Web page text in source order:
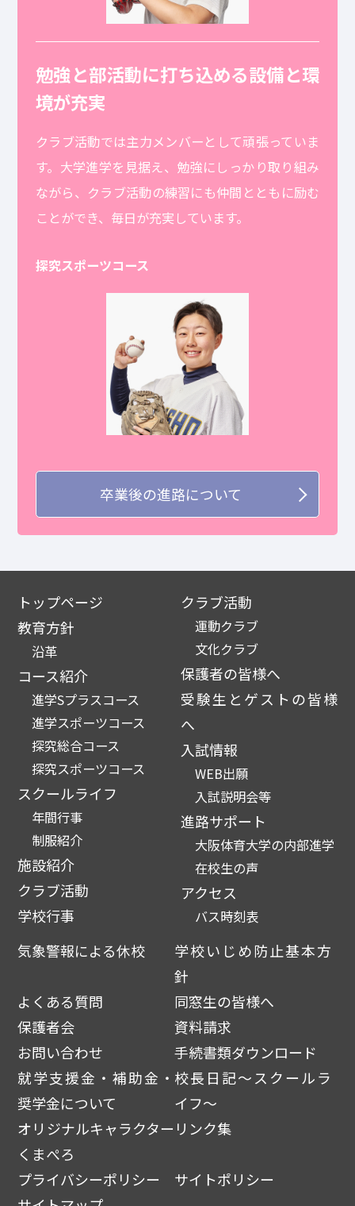
勉強と部活動に打ち込める設備と環
境が充実
クラブ活動では主力メンバーとして頑張っていま
す。大学進学を見据え、勉強にしっかり取り組み
ながら、クラブ活動の練習にも仲間とともに励む
ことができ、毎日が充実しています。
探究スポーツコース
卒業後の進路について
トップページ
教育方針
沿革
コース紹介
進学Sプラスコース
進学スポーツコース
探究総合コース
探究スポーツコース
スクールライフ
年間行事
制服紹介
施設紹介
クラブ活動
学校行事
クラブ活動
運動クラブ
文化クラブ
保護者の皆様へ
受験生とゲストの皆様
へ
入試情報
WEB出願
入試説明会等
進路サポート
大阪体育大学の内部進学
在校生の声
アクセス
バス時刻表
気象警報による休校
学校いじめ防止基本方
針
よくある質問
同窓生の皆様へ
保護者会
資料請求
お問い合わせ
手続書類ダウンロード
就学支援金・補助金・
奨学金について
校長日記～スクールラ
イフ～
オリジナルキャラクター
くまぺろ
リンク集
プライバシーポリシー
サイトポリシー